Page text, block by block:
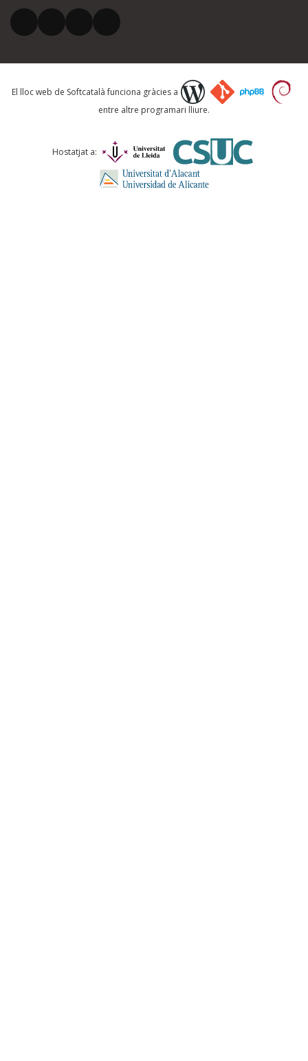
El vostre correu electrònic *
Què proposeu?
Comentari *
El lloc web de Softcatalà funciona gràcies a
entre altre programari lliure.
Hostatjat a: